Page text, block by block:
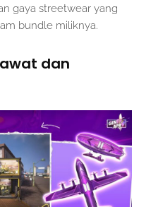
gaya streetwear yang
bundle miliknya.
dan